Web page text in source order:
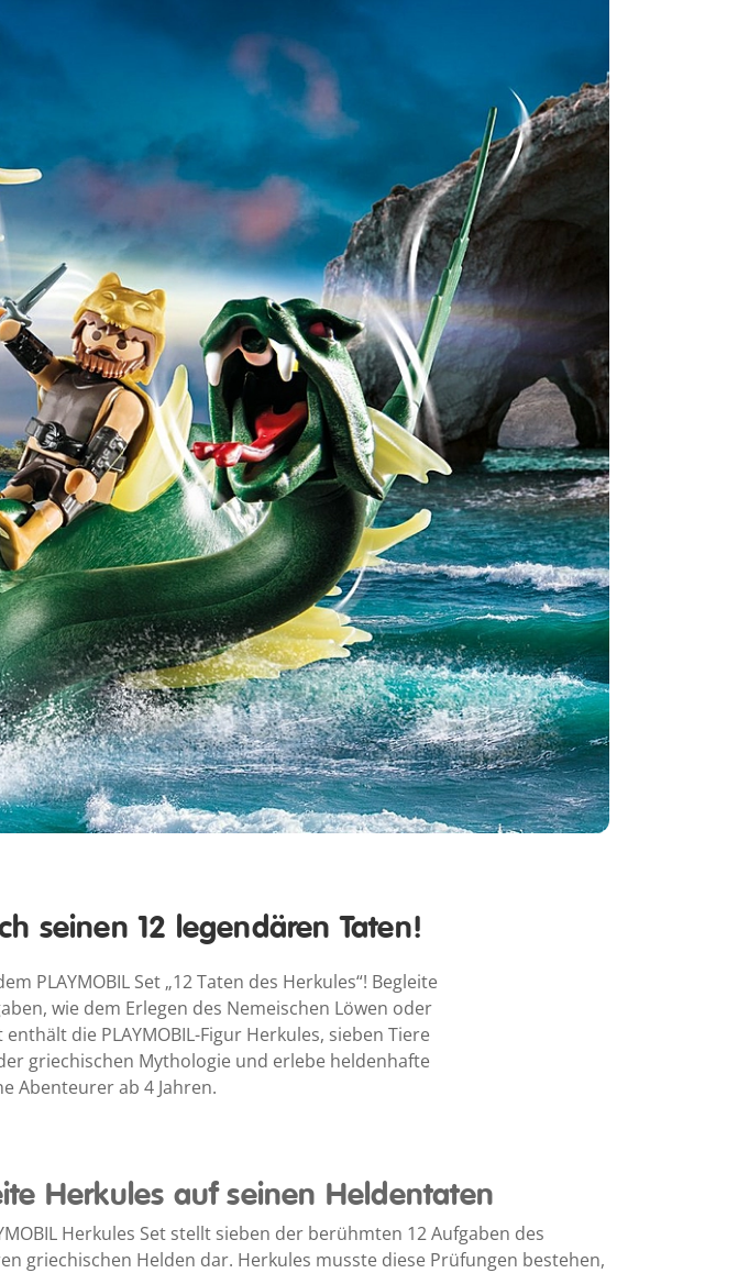
seinen 12 legendären Taten!
PLAYMOBIL Set „12 Taten des Herkules“! Begleite
wie dem Erlegen des Nemeischen Löwen oder
die PLAYMOBIL-Figur Herkules, sieben Tiere
griechischen Mythologie und erlebe heldenhafte
Abenteurer ab 4 Jahren.
Herkules auf seinen Heldentaten
Herkules Set stellt sieben der berühmten 12 Aufgaben des
griechischen Helden dar. Herkules musste diese Prüfungen bestehen,